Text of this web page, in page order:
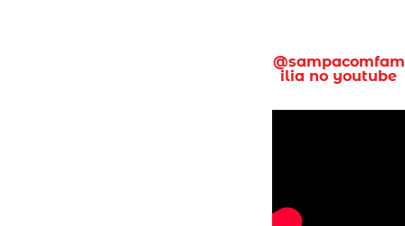
@sampacomfam
ilia no youtube